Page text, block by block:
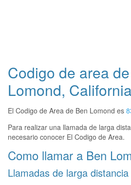
Codigo de area
Lomond, California
El Codigo de Area de Ben Lomond es
Para realizar una llamada de larga
necesario conocer El Codigo de Area.
Como llamar a Ben
Llamadas de larga